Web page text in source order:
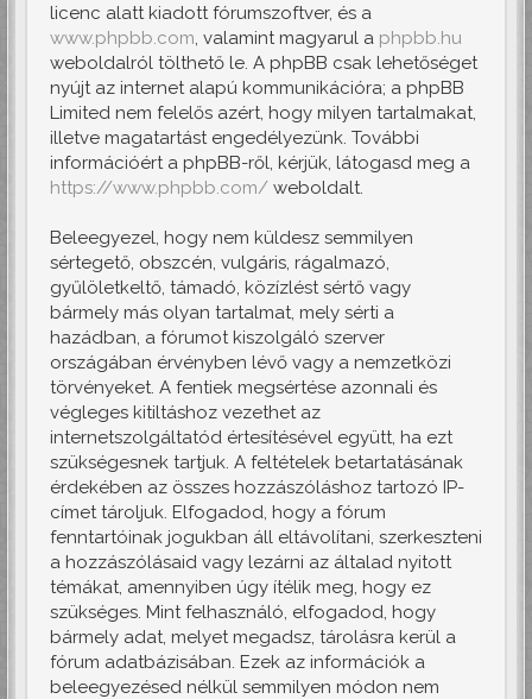
licenc alatt kiadott fórumszoftver, és a
www.phpbb.com, valamint magyarul a phpbb.hu
weboldalról tölthető le. A phpBB csak lehetőséget
nyújt az internet alapú kommunikációra; a phpBB
Limited nem felelős azért, hogy milyen tartalmakat,
illetve magatartást engedélyezünk. További
információért a phpBB-ről, kérjük, látogasd meg a
https://www.phpbb.com/ weboldalt.
Beleegyezel, hogy nem küldesz semmilyen
sértegető, obszcén, vulgáris, rágalmazó,
gyűlöletkeltő, támadó, közízlést sértő vagy
bármely más olyan tartalmat, mely sérti a
hazádban, a fórumot kiszolgáló szerver
országában érvényben lévő vagy a nemzetközi
törvényeket. A fentiek megsértése azonnali és
végleges kitiltáshoz vezethet az
internetszolgáltatód értesítésével együtt, ha ezt
szükségesnek tartjuk. A feltételek betartatásának
érdekében az összes hozzászóláshoz tartozó IP-
címet tároljuk. Elfogadod, hogy a fórum
fenntartóinak jogukban áll eltávolítani, szerkeszteni
a hozzászólásaid vagy lezárni az általad nyitott
témákat, amennyiben úgy ítélik meg, hogy ez
szükséges. Mint felhasználó, elfogadod, hogy
bármely adat, melyet megadsz, tárolásra kerül a
fórum adatbázisában. Ezek az információk a
beleegyezésed nélkül semmilyen módon nem